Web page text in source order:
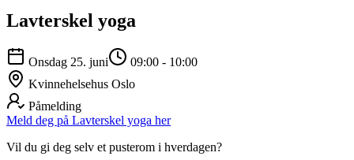
Lavterskel yoga
Onsdag 25. juni 09:00 - 10:00
Kvinnehelsehus Oslo
Påmelding
Meld deg på Lavterskel yoga her
Vil du gi deg selv et pusterom i hverdagen?